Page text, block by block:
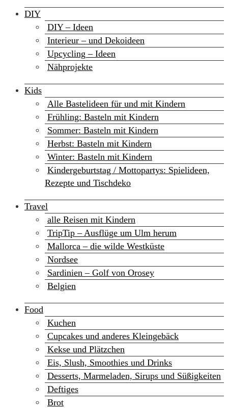
DIY
DIY – Ideen
Interieur – und Dekoideen
Upcycling – Ideen
Nähprojekte
Kids
Alle Bastelideen für und mit Kindern
Frühling: Basteln mit Kindern
Sommer: Basteln mit Kindern
Herbst: Basteln mit Kindern
Winter: Basteln mit Kindern
Kindergeburtstag / Mottopartys: Spielideen,
Rezepte und Tischdeko
Travel
alle Reisen mit Kindern
TripTip – Ausflüge um Ulm herum
Mallorca – die wilde Westküste
Nordsee
Sardinien – Golf von Orosey
Belgien
Food
Kuchen
Cupcakes und anderes Kleingebäck
Kekse und Plätzchen
Eis, Slush, Smoothies und Drinks
Desserts, Marmeladen, Sirups und Süßigkeiten
Deftiges
Brot